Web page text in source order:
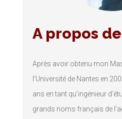
A propos
Après avoir obtenu mon
l’Université de Nantes en
ans en tant qu’ingénieur
grands noms français de